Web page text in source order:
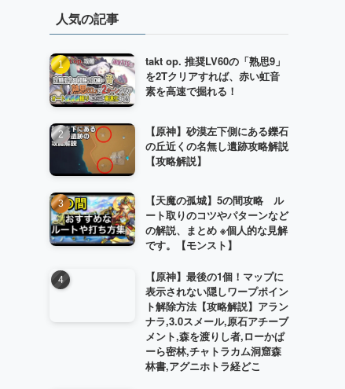
ー人気の記事
takt op. 推奨LV60の「熟思9」
を2Tクリアすれば、赤い虹音
素を高速で掘れる！
【原神】砂漠左下側にある鑠石
の丘近くの名無し遺跡攻略解説
【攻略解説】
【天魔の孤城】5の間攻略 ル
ート取りのコツやパターンなど
の解説、まとめ ※個人的な見解
です。【モンスト】
【原神】最後の1個！マップに
表示されない隠しワープポイン
ト解除方法【攻略解説】アラン
ナラ,3.0スメール,原石アチーブ
メント,森を渡りし者,ローかぱ
ーら密林,チャトラカム洞窟森
林書,アグニホトラ経どこ